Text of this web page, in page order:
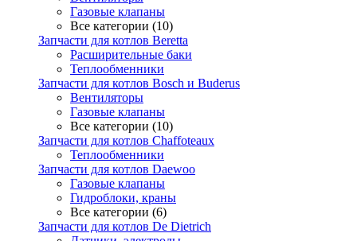
Газовые клапаны
Все категории (10)
Запчасти для котлов Beretta
Расширительные баки
Теплообменники
Запчасти для котлов Bosch и Buderus
Вентиляторы
Газовые клапаны
Все категории (10)
Запчасти для котлов Chaffoteaux
Теплообменники
Запчасти для котлов Daewoo
Газовые клапаны
Гидроблоки, краны
Все категории (6)
Запчасти для котлов De Dietrich